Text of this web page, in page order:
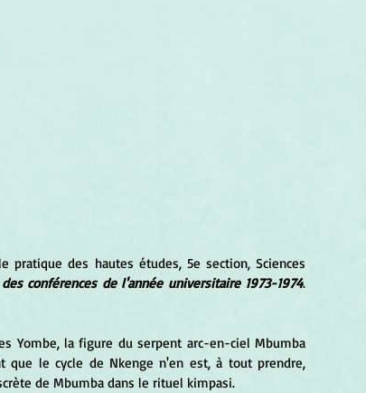
pratique des hautes études, 5e section, Sciences
conférences de l'année universitaire 1973-1974.
que le cycle de Nkenge n'en est, à tout prendre,
de Mbumba dans le rituel kimpasi.